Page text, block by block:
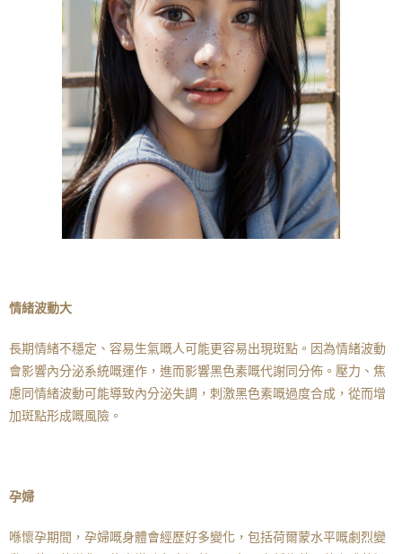
情緒波動大
長期情緒不穩定、容易生氣嘅人可能更容易出現斑點。因為情緒波動
會影響內分泌系統嘅運作，進而影響黑色素嘅代謝同分佈。壓力、焦
慮同情緒波動可能導致內分泌失調，刺激黑色素嘅過度合成，從而增
加斑點形成嘅風險。
孕婦
喺懷孕期間，孕婦嘅身體會經歷好多變化，包括荷爾蒙水平嘅劇烈變